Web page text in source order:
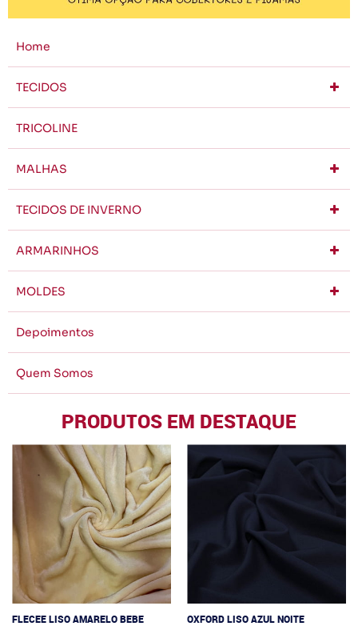
Home
TECIDOS
TRICOLINE
MALHAS
TECIDOS DE INVERNO
ARMARINHOS
MOLDES
Depoimentos
Quem Somos
PRODUTOS EM DESTAQUE
FLECEE LISO AMARELO BEBE OXFORD LISO AZUL NOITE